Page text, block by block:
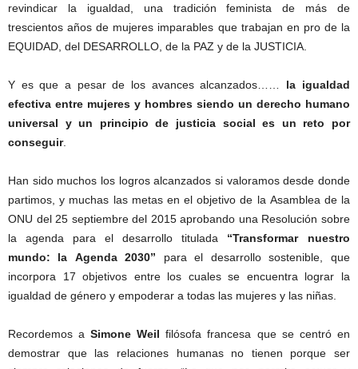
revindicar la igualdad, una tradición feminista de más de
trescientos años de mujeres imparables que trabajan en pro de la
EQUIDAD, del DESARROLLO, de la PAZ y de la JUSTICIA.
Y es que a pesar de los avances alcanzados…… la igualdad
efectiva entre mujeres y hombres siendo un derecho humano
universal y un principio de justicia social es un reto por
conseguir.
Han sido muchos los logros alcanzados si valoramos desde donde
partimos, y muchas las metas en el objetivo de la Asamblea de la
ONU del 25 septiembre del 2015 aprobando una Resolución sobre
la agenda para el desarrollo titulada “Transformar nuestro
mundo: la Agenda 2030” para el desarrollo sostenible, que
incorpora 17 objetivos entre los cuales se encuentra lograr la
igualdad de género y empoderar a todas las mujeres y las niñas.
Recordemos a Simone Weil filósofa francesa que se centró en
demostrar que las relaciones humanas no tienen porque ser